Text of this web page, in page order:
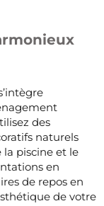
des
naturels
piscine et le
en
de repos en
de votre